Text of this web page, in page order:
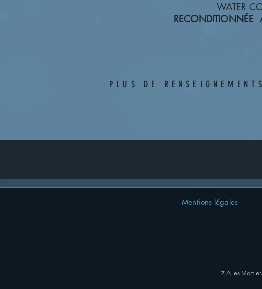
WATER
RECONDITIONNÉE
PLUS DE RENSEIGNEMENTS
Mentions légales
Z.A les